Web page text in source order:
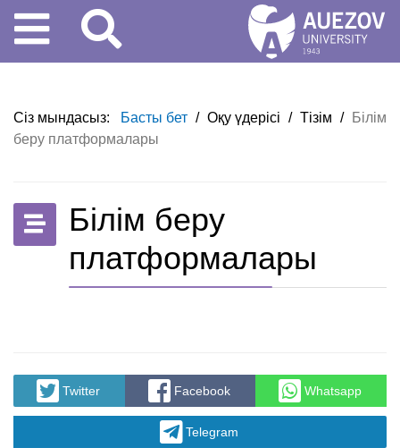
Сіз мындасыз: Басты бет / Оқу үдерісі / Тізім /
Білім
беру платформалары
Білім беру
платформалары
Twitter Facebook Whatsapp
Telegram